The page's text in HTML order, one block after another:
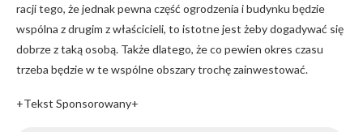
racji tego, że jednak pewna część ogrodzenia i budynku będzie
wspólna z drugim z właścicieli, to istotne jest żeby dogadywać się
dobrze z taką osobą. Także dlatego, że co pewien okres czasu
trzeba będzie w te wspólne obszary trochę zainwestować.
+Tekst Sponsorowany+